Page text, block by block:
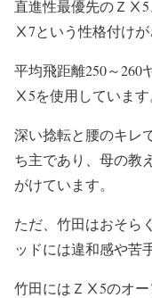
直進性最優先のＺⅩ5
Ⅹ7という性格付けが
平均飛距離250～260
Ⅹ5を使用しています
深い捻転と腰のキレ
ち主であり、母の教
がけています。
ただ、竹田はおそら
ッドには違和感や苦
竹田にはＺⅩ5のオー